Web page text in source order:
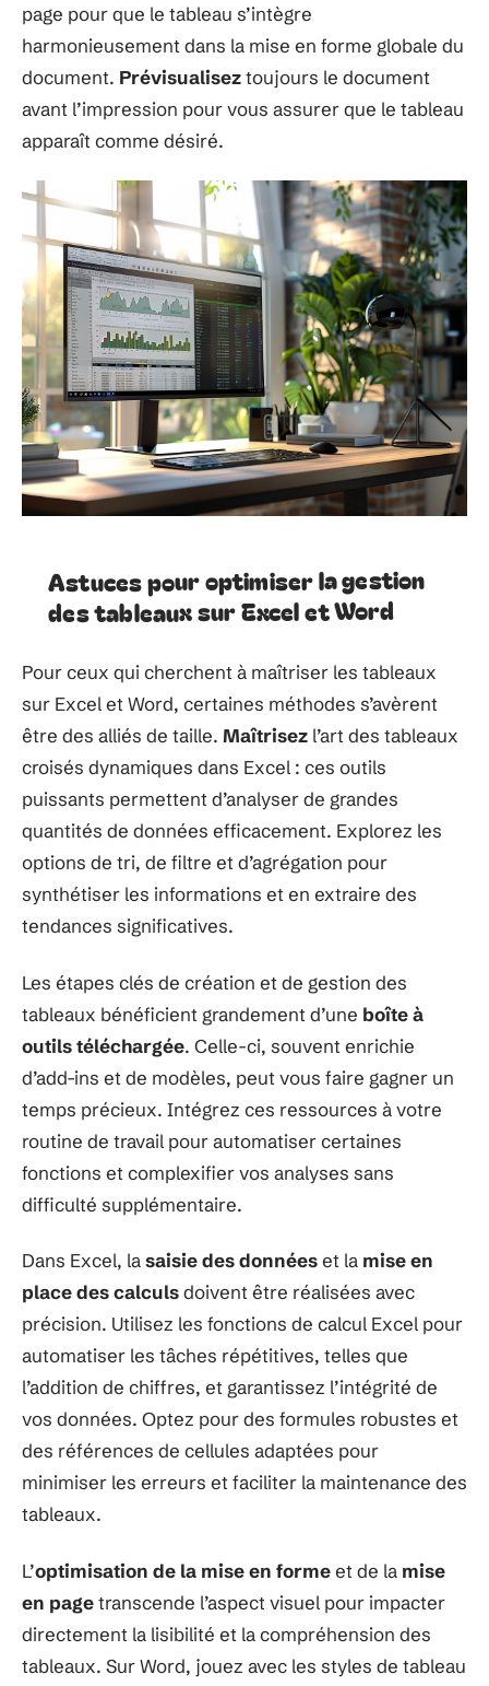
page pour que le tableau s’intègre
harmonieusement dans la mise en forme globale du
document. Prévisualiseztoujours le document
avant l’impression pour vous assurer que le tableau
apparaît comme désiré.
Astuces pour optimiser la gestion
des tableaux sur Excel et Word
Pour ceux qui cherchent à maîtriser les tableaux
sur Excel et Word, certaines méthodes s’avèrent
être des alliés de taille. Maîtrisez l’art des tableaux
croisés dynamiques dans Excel : ces outils
puissants permettent d’analyser de grandes
quantités de données efficacement. Explorez les
options de tri, de filtre et d’agrégation pour
synthétiser les informations et en extraire des
tendances significatives.
Les étapes clés de création et de gestion des
tableaux bénéficient grandement d’une boîte à
outils téléchargée. Celle-ci, souvent enrichie
d’add-ins et de modèles, peut vous faire gagner un
temps précieux. Intégrez ces ressources à votre
routine de travail pour automatiser certaines
fonctions et complexifier vos analyses sans
difficulté supplémentaire.
Dans Excel, lasaisie des donnéeset la mise en
place des calculsdoivent être réalisées avec
précision. Utilisez les fonctions de calcul Excel pour
automatiser les tâches répétitives, telles que
l’addition de chiffres, et garantissez l’intégrité de
vos données. Optez pour des formules robustes et
des références de cellules adaptées pour
minimiser les erreurs et faciliter la maintenance des
tableaux.
L’optimisation de la mise en formeet de la mise
en pagetranscende l’aspect visuel pour impacter
directement la lisibilité et la compréhension des
tableaux. Sur Word, jouez avec les styles de tableau